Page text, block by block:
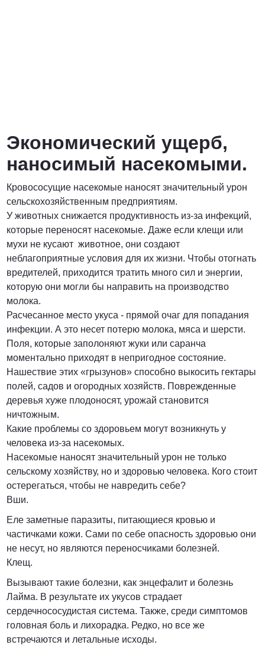
Экономический ущерб,
наносимый насекомыми.
Кровососущие насекомые наносят значительный урон
сельскохозяйственным предприятиям.
У животных снижается продуктивность из-за инфекций,
которые переносят насекомые. Даже если клещи или
мухи не кусают животное, они создают
неблагоприятные условия для их жизни. Чтобы отогнать
вредителей, приходится тратить много сил и энергии,
которую они могли бы направить на производство
молока.
Расчесанное место укуса - прямой очаг для попадания
инфекции. А это несет потерю молока, мяса и шерсти.
Поля, которые заполоняют жуки или саранча
моментально приходят в непригодное состояние.
Нашествие этих «грызунов» способно выкосить гектары
полей, садов и огородных хозяйств. Поврежденные
деревья хуже плодоносят, урожай становится
ничтожным.
Какие проблемы со здоровьем могут возникнуть у
человека из-за насекомых.
Насекомые наносят значительный урон не только
сельскому хозяйству, но и здоровью человека. Кого стоит
остерегаться, чтобы не навредить себе?
Вши.
Еле заметные паразиты, питающиеся кровью и
частичками кожи. Сами по себе опасность здоровью они
не несут, но являются переносчиками болезней.
Клещ.
Вызывают такие болезни, как энцефалит и болезнь
Лайма. В результате их укусов страдает
сердечнососудистая система. Также, среди симптомов
головная боль и лихорадка. Редко, но все же
встречаются и летальные исходы.